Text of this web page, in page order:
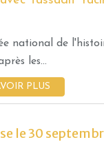
national de
les...
PLUS
le 30